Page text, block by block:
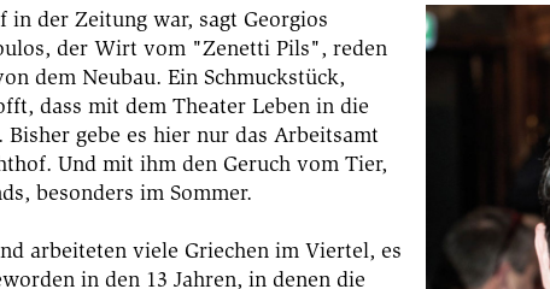
in der Zeitung war, sagt Georgios
der Wirt vom "Zenetti Pils", reden
dem Neubau. Ein Schmuckstück,
dass mit dem Theater Leben in die
Bisher gebe es hier nur das Arbeitsamt
Und mit ihm den Geruch vom Tier,
besonders im Sommer.
arbeiteten viele Griechen im Viertel, es
in den 13 Jahren, in denen die